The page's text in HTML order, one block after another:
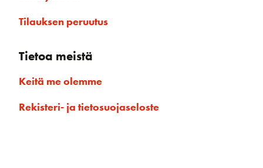
Tilauksen peruutus
Tietoa meistä
Keitä me olemme
Rekisteri- ja tietosuojaseloste